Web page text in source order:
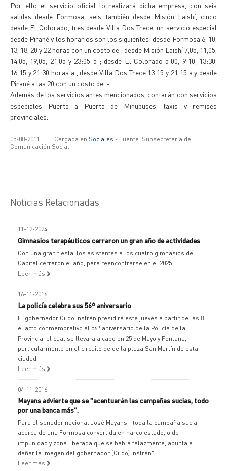
Por ello el servicio oficial lo realizará dicha empresa, con seis
salidas desde Formosa, seis también desde Misión Laishí, cinco
desde El Colorado, tres desde Villa Dos Trece, un servicio especial
desde Pirané y los horarios son los siguientes: desde Formosa 6, 10,
13, 18, 20 y 22 horas con un costo de ; desde Misión Laishí 7,05, 11,05,
14,05, 19,05, 21,05 y 23:05 a ; desde El Colorado 5:00, 9:10, 13:30,
16:15 y 21:30 horas a , desde Villa Dos Trece 13:15 y 21:15 a y desde
Pirané a las 20 con un costo de .-
Además de los servicios antes mencionados, contarán con servicios
especiales Puerta a Puerta de Minubuses, taxis y remises
provinciales.
05-08-2011 | Cargada en Sociales - Fuente: Subsecretaría de
Comunicación Social
Noticias Relacionadas
11-12-2024
Gimnasios terapéuticos cerraron un gran año de actividades
Con una gran fiesta, los asistentes a los cuatro gimnasios de
Capital cerraron el año, para reencontrarse en el 2025.
Leer más
16-11-2016
La policía celebra sus 56º aniversario
El gobernador Gildo Insfrán presidirá este jueves a partir de las 8
el acto conmemorativo al 56º aniversario de la Policía de la
Provincia, el cual se llevara a cabo en 25 de Mayo y Fontana,
particularmente en el circuito de de la plaza San Martín de esta
ciudad.
Leer más
04-11-2016
Mayans advierte que se "acentuarán las campañas sucias, todo
por una banca más".
Para el senador nacional José Mayans, "toda la campaña sucia
acerca de una Formosa convertida en narco estado, o de
impunidad y zona liberada que se habla falazmente, apunta a
dañar la imagen del gobernador (Gildo) Insfrán".
Leer más